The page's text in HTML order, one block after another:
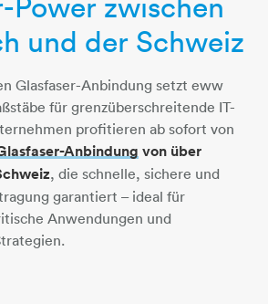
und der Schweiz
Glasfaser-Anbindung setzt eww
für grenzüberschreitende IT-
profitieren ab sofort von
Anbindung von über
, die schnelle, sichere und
garantiert – ideal für
Anwendungen und